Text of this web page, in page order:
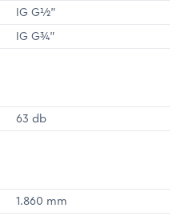
IG G½"
IG G¾"
63 db
1.860 mm